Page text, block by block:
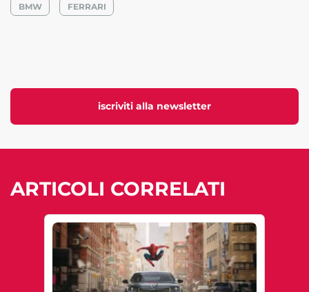
iscriviti alla newsletter
BMW FERRARI
ARTICOLI CORRELATI